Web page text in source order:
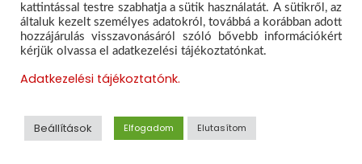
2.17 Közérdekű adatok felhasználási
feltételei
Dátum
A Pest Vármegyei és Érdi Kereskedelmi
tekintetében nem keletkezik ebben a
kattintással testre szabhatja a sütik használatát. A sütikről, az
általuk kezelt személyes adatokról, továbbá a korábban adott
hozzájárulás visszavonásáról szóló bővebb információkért
kérjük olvassa el adatkezelési tájékoztatónkat.
Adatkezelési tájékoztatónk.
Beállítások Elfogadom Elutasítom